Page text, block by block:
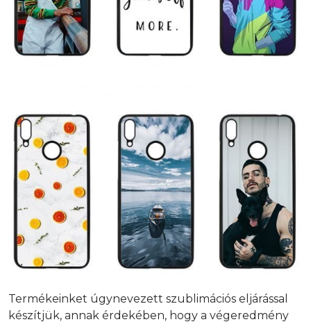
Termékeinket úgynevezett szublimációs eljárással
készítjük, annak érdekében, hogy a végeredmény